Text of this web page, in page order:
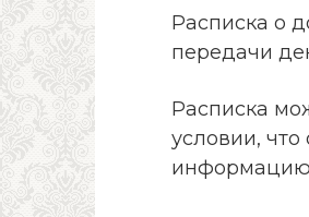
Расписка о
передачи
Расписка
условии,